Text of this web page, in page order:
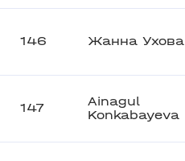
146 Жанна Ухова
147
Ainagul
Konkabayeva